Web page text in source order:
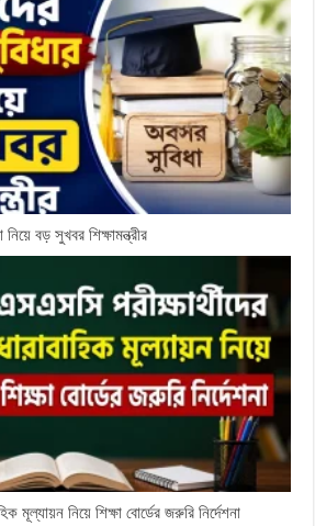
বড় সুখবর শিক্ষামন্ত্রীর
মূল্যায়ন নিয়ে শিক্ষা বোর্ডের জরুরি নির্দেশনা